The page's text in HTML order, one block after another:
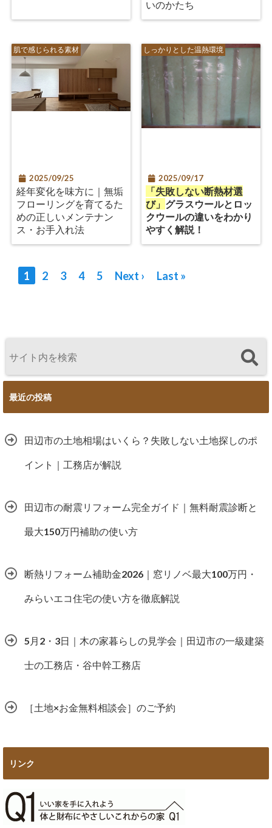
いのかたち
肌で感じられる素材
2025/09/25
経年変化を味方に｜無垢
フローリングを育てるた
めの正しいメンテナン
ス・お手入れ法
しっかりとした温熱環境
2025/09/17
「失敗しない断熱材選
び」 グラスウールとロッ
クウールの違いをわかり
やすく解説！
1 2 3 4 5 Next › Last »
最近の投稿
田辺市の土地相場はいくら？失敗しない土地探しのポ
イント｜工務店が解説
田辺市の耐震リフォーム完全ガイド｜無料耐震診断と
最大150万円補助の使い方
断熱リフォーム補助金2026｜窓リノベ最大100万円・
みらいエコ住宅の使い方を徹底解説
5月2・3日｜木の家暮らしの見学会｜田辺市の一級建築
士の工務店・谷中幹工務店
［土地×お金無料相談会］のご予約
リンク